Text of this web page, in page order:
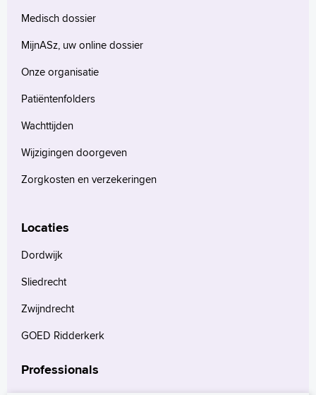
Medisch dossier
MijnASz, uw online dossier
Onze organisatie
Patiëntenfolders
Wachttijden
Wijzigingen doorgeven
Zorgkosten en verzekeringen
Locaties
Dordwijk
Sliedrecht
Zwijndrecht
GOED Ridderkerk
Professionals